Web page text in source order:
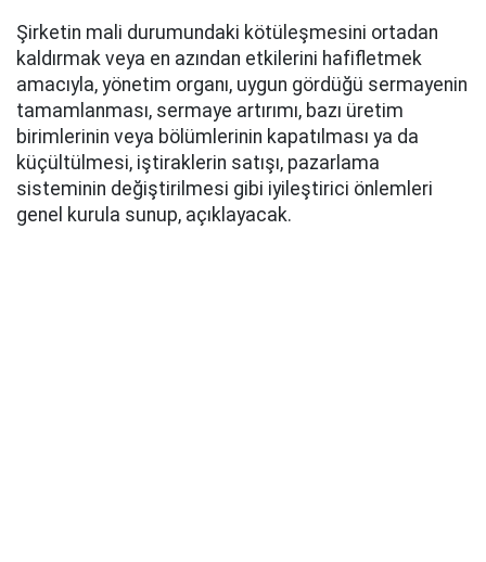
Şirketin mali durumundaki kötüleşmesini ortadan
kaldırmak veya en azından etkilerini hafifletmek
amacıyla, yönetim organı, uygun gördüğü sermayenin
tamamlanması, sermaye artırımı, bazı üretim
birimlerinin veya bölümlerinin kapatılması ya da
küçültülmesi, iştiraklerin satışı, pazarlama
sisteminin değiştirilmesi gibi iyileştirici önlemleri
genel kurula sunup, açıklayacak.